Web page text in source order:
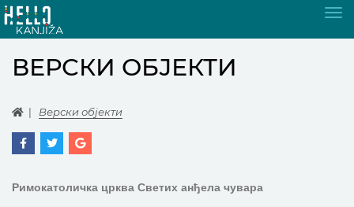
ВЕРСКИ ОБЈЕКТИ
Верски објекти
Римокатоличка црква Светих анђела чувара